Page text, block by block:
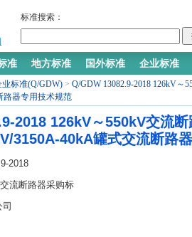
标准搜索：
准 地方标准 国外标准 企业标准
业标准(Q/GDW) > Q/GDW 13082.9-2018 126kV
路器专用技术规范
2018 126kV～550kV交流
3150A-40kA罐式交流断路
2018
流断路器采购标
罐式交流断